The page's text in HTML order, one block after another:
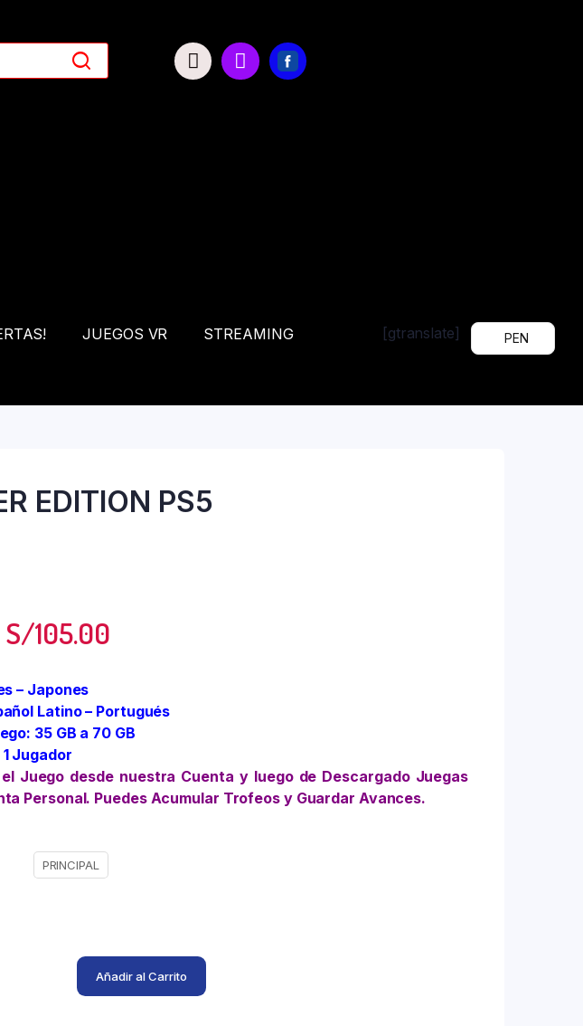
JUEGOS VR STREAMING [gtranslate] PEN
EDITION PS5
S/105.00
– Japones
Latino – Portugués
35 GB a 70 GB
Jugador
Juego desde nuestra Cuenta y luego de Descargado Juegas
Personal. Puedes Acumular Trofeos y Guardar Avances.
PRINCIPAL
Añadir al Carrito